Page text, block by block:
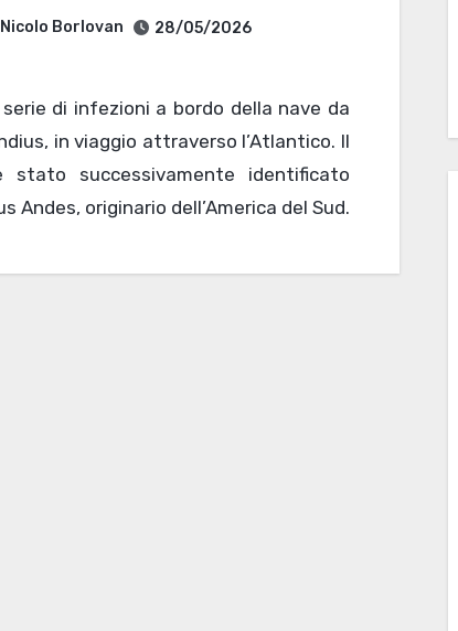
Borlovan
28/05/2026
in viaggio attraverso l’Atlantico. Il
stato successivamente identificato
Andes, originario dell’America del Sud.